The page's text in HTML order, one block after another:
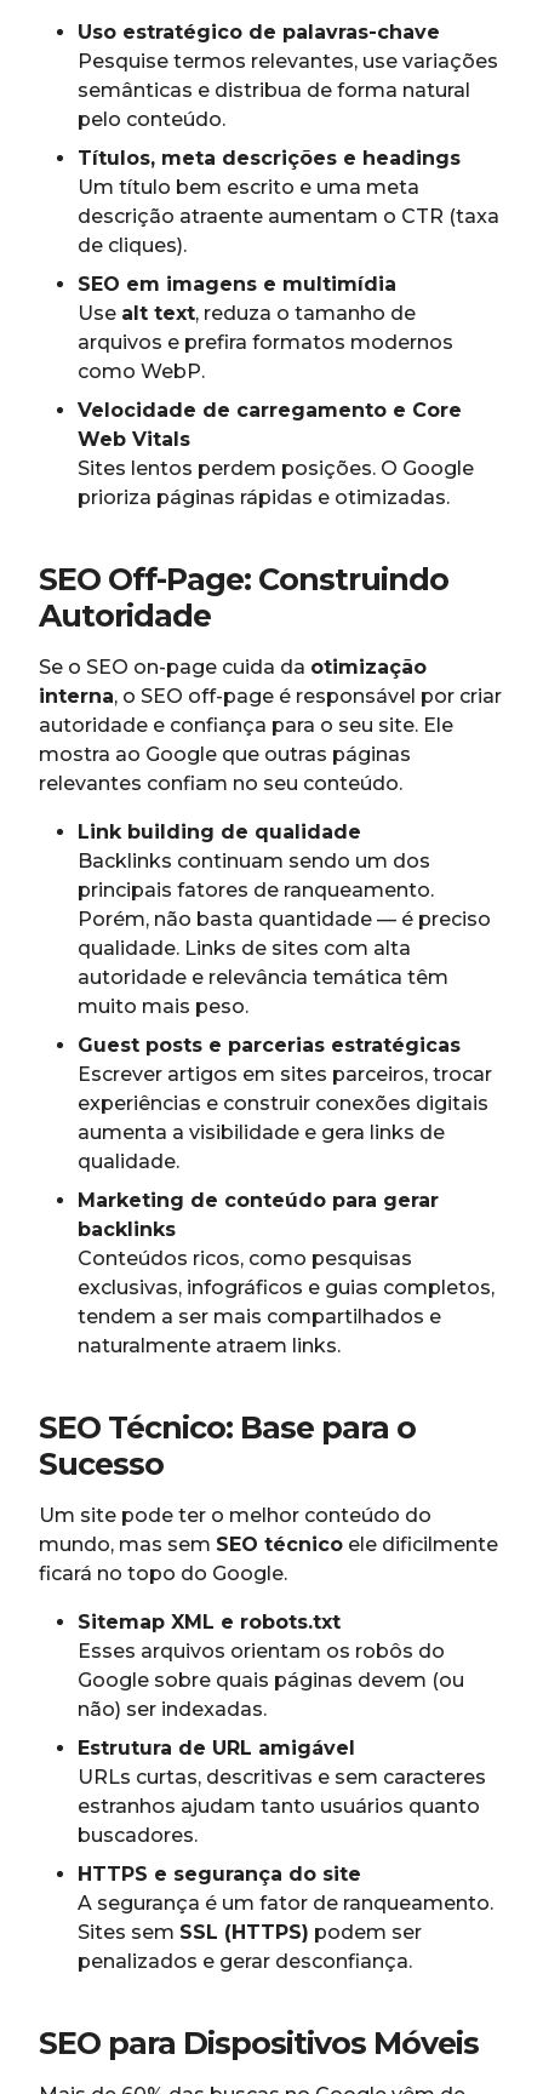
Uso estratégico de palavras-chave
Pesquise termos relevantes, use variações
semânticas e distribua de forma natural
pelo conteúdo.
Títulos, meta descrições e headings
Um título bem escrito e uma meta
descrição atraente aumentam o CTR (taxa
de cliques).
SEO em imagens e multimídia
Use alt text, reduza o tamanho de
arquivos e prefira formatos modernos
como WebP.
Velocidade de carregamento e Core
Web Vitals
Sites lentos perdem posições. O Google
prioriza páginas rápidas e otimizadas.
SEO Off-Page: Construindo
Autoridade
Se o SEO on-page cuida da otimização
interna, o SEO off-page é responsável por criar
autoridade e confiança para o seu site. Ele
mostra ao Google que outras páginas
relevantes confiam no seu conteúdo.
Link building de qualidade
Backlinks continuam sendo um dos
principais fatores de ranqueamento.
Porém, não basta quantidade — é preciso
qualidade. Links de sites com alta
autoridade e relevância temática têm
muito mais peso.
Guest posts e parcerias estratégicas
Escrever artigos em sites parceiros, trocar
experiências e construir conexões digitais
aumenta a visibilidade e gera links de
qualidade.
Marketing de conteúdo para gerar
backlinks
Conteúdos ricos, como pesquisas
exclusivas, infográficos e guias completos,
tendem a ser mais compartilhados e
naturalmente atraem links.
SEO Técnico: Base para o
Sucesso
Um site pode ter o melhor conteúdo do
mundo, mas sem SEO técnico ele dificilmente
ficará no topo do Google.
Sitemap XML e robots.txt
Esses arquivos orientam os robôs do
Google sobre quais páginas devem (ou
não) ser indexadas.
Estrutura de URL amigável
URLs curtas, descritivas e sem caracteres
estranhos ajudam tanto usuários quanto
buscadores.
HTTPS e segurança do site
A segurança é um fator de ranqueamento.
Sites sem SSL (HTTPS) podem ser
penalizados e gerar desconfiança.
SEO para Dispositivos Móveis